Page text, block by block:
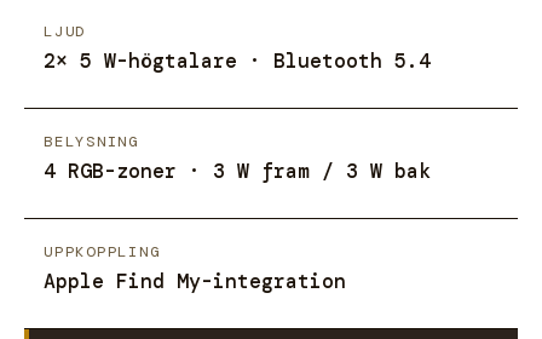
LJUD
2× 5 W-högtalare · Bluetooth 5.4
BELYSNING
4 RGB-zoner · 3 W fram / 3 W bak
UPPKOPPLING
Apple Find My-integration